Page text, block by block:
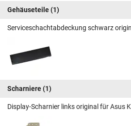
Gehäuseteile(1)
Serviceschachtabdeckung schwarz
Scharniere(1)
Display-Scharnier links original für Asus